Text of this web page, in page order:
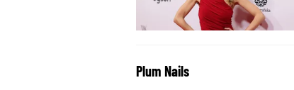
Plum Nails